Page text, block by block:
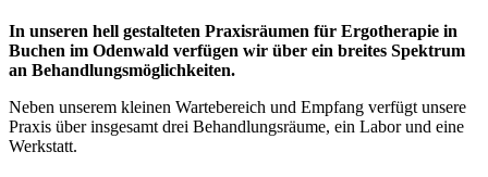
In unseren hell gestalteten Praxisräumen für Ergotherapie in
Buchen im Odenwald verfügen wir über ein breites Spektrum
an Behandlungsmöglichkeiten.
Neben unserem kleinen Wartebereich und Empfang verfügt unsere
Praxis über insgesamt drei Behandlungsräume, ein Labor und eine
Werkstatt.